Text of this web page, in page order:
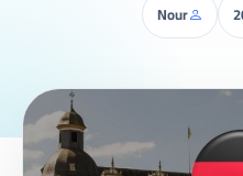
Nour